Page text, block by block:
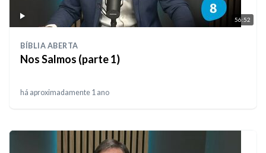
56:52
BÍBLIA ABERTA
Nos Salmos (parte 1)
há aproximadamente 1 ano